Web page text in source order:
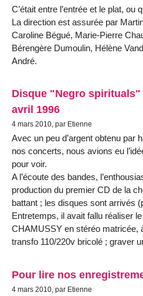
C’était entre l’entrée et le plat, ou
La direction est assurée par
Caroline Bégué, Marie-Pierre
Bérengère Dumoulin, Hélène
André.
Disque "Negro spirituals"
avril 1996
4 mars 2010, par Etienne
Avec un peu d’argent obtenu par
nos concerts, nous avions eu
pour voir.
A l’écoute des bandes,
production du premier CD de la
battant ; les disques sont arrivés
Entretemps, il avait fallu réaliser
CHAMUSSY en stéréo matricée,
transfo 110/220v bricolé ; graver
Pour lire nos
4 mars 2010, par Etienne